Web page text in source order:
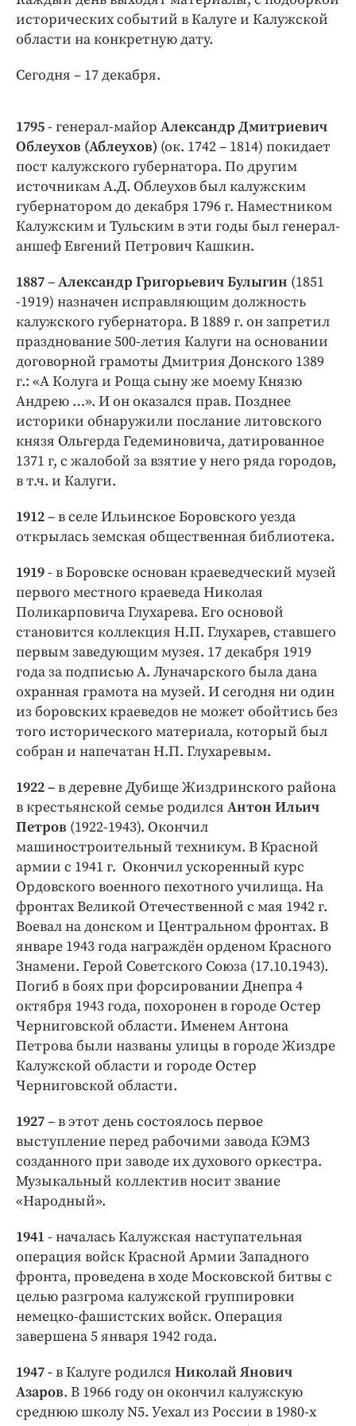
Интересное чтиво
Клиника года
Бренд года
Работодатель года
исторических событий в Калуге и Калужской
области на конкретную дату.
Сегодня – 17 декабря.
1795- генерал-майор Александр Дмитриевич
Облеухов (Аблеухов) (ок. 1742 – 1814) покидает
пост калужского губернатора. По другим
источникам А.Д. Облеухов был калужским
губернатором до декабря 1796 г. Наместником
Калужским и Тульским в эти годы был генерал-
аншеф Евгений Петрович Кашкин.
1887–Александр Григорьевич Булыгин (1851
-1919) назначен исправляющим должность
калужского губернатора. В 1889 г. он запретил
празднование 500-летия Калуги на основании
договорной грамоты Дмитрия Донского 1389
г.: «А Колуга и Роща сыну же моему Князю
Андрею …». И он оказался прав. Позднее
историки обнаружили послание литовского
князя Ольгерда Гедеминовича, датированное
1371 г, с жалобой за взятие у него ряда городов,
в т.ч. и Калуги.
1912– в селе Ильинское Боровского уезда
открылась земская общественная библиотека.
1919- в Боровске основан краеведческий музей
первого местного краеведа Николая
Поликарповича Глухарева. Его основой
становится коллекция Н.П. Глухарев, ставшего
первым заведующим музея. 17 декабря 1919
года за подписью А. Луначарского была дана
охранная грамота на музей. И сегодня ни один
из боровских краеведов не может обойтись без
того исторического материала, который был
собран и напечатан Н.П. Глухаревым.
1922 –в деревне Дубище Жиздринского района
в крестьянской семье родился Антон Ильич
Петров (1922-1943). Окончил
машиностроительный техникум. В Красной
армии с 1941 г. Окончил ускоренный курс
Ордовского военного пехотного училища. На
фронтах Великой Отечественной с мая 1942 г.
Воевал на донском и Центральном фронтах. В
январе 1943 года награждён орденом Красного
Знамени. Герой Советского Союза (17.10.1943).
Погиб в боях при форсировании Днепра 4
октября 1943 года, похоронен в городе Остер
Черниговской области. Именем Антона
Петрова были названы улицы в городе Жиздре
Калужской области и городе Остер
Черниговской области.
1927– в этот день состоялось первое
выступление перед рабочими завода КЭМЗ
созданного при заводе их духового оркестра.
Музыкальный коллектив носит звание
«Народный».
1941- началась Калужская наступательная
операция войск Красной Армии Западного
фронта, проведена в ходе Московской битвы с
целью разгрома калужской группировки
немецко-фашистских войск. Операция
завершена 5 января 1942 года.
1947 -в Калуге родился Николай Янович
Азаров. В 1966 году он окончил калужскую
среднюю школу N5. Уехал из России в 1980-х